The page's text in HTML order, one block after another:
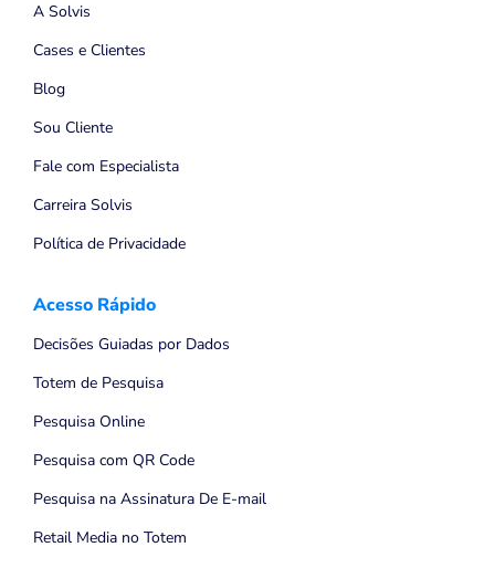
A Solvis
Cases e Clientes
Blog
Sou Cliente
Fale com Especialista
Carreira Solvis
Política de Privacidade
Acesso Rápido
Decisões Guiadas por Dados
Totem de Pesquisa
Pesquisa Online
Pesquisa com QR Code
Pesquisa na Assinatura De E-mail
Retail Media no Totem